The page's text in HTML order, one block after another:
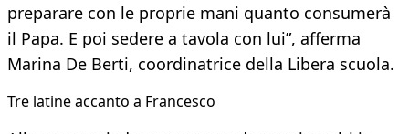
preparare con le proprie mani quanto consumerà
il Papa. E poi sedere a tavola con lui”, afferma
Marina De Berti, coordinatrice della Libera scuola.
Tre latine accanto a Francesco